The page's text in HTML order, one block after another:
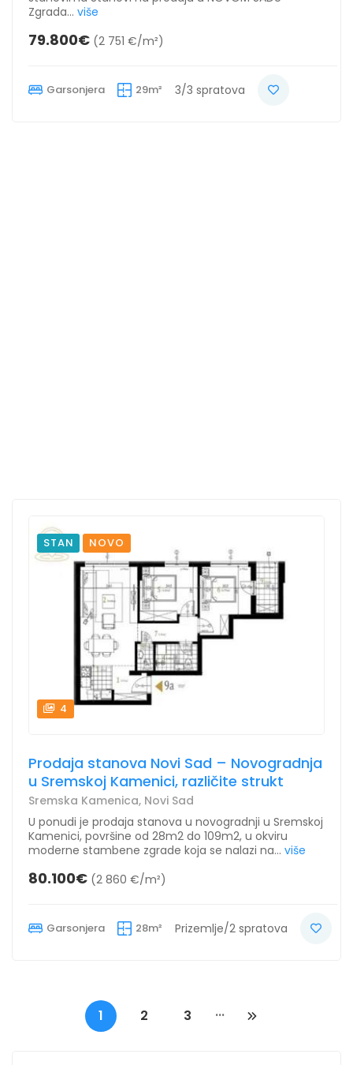
Zgrada... više
79.800€ (2 751 €/m²)
Garsonjera 29m² 3/3 spratova
STAN NOVO
4
Prodaja stanova Novi Sad – Novogradnja
u Sremskoj Kamenici, različite strukt
Sremska Kamenica, Novi Sad
U ponudi je prodaja stanova u novogradnji u Sremskoj
Kamenici, površine od 28m2 do 109m2, u okviru
moderne stambene zgrade koja se nalazi na... više
80.100€ (2 860 €/m²)
Garsonjera 28m² Prizemlje/2 spratova
1 2 3 ...